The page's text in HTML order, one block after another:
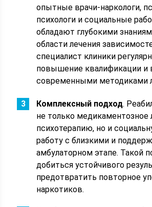
опытные врачи-наркологи,
психологи и социальные
обладают глубокими
области лечения
специалист клиники
повышение квалификации и
современными методиками
Комплексный подход.
не только медикаментозное
психотерапию, но и
работу с близкими и
амбулаторном этапе. Такой
добиться устойчивого
предотвратить повторное
наркотиков.